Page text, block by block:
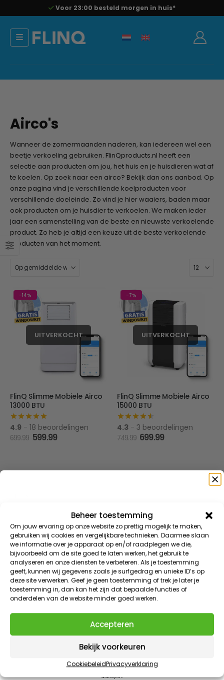
Beheer toestemming
Om jouw ervaring op onze website zo prettig mogelijk te maken,
gebruiken wij cookies en vergelijkbare technieken. Daarmee slaan
we informatie over je apparaat op en/of raadplegen we die,
bijvoorbeeld om de site goed te laten werken, het gebruik te
analyseren en onze diensten te verbeteren. Als je toestemming
geeft, kunnen wij gegevens zoals je surfgedrag en unieke ID’s op
deze site verwerken. Geef je geen toestemming of trek je later je
toestemming in, dan kan het zijn dat bepaalde functies of
onderdelen van de website minder goed werken.
Accepteren
Bekijk voorkeuren
CookiebeleidPrivacyverklaring
Voor 23:00 besteld morgen in huis*
Airco's
Wanneer de zomermaanden naderen, kan iedereen wel een
beetje verkoeling gebruiken. FlinQproducts.nl heeft een
selectie aan producten om jou, het huis en je huisdieren wat af
te koelen. Op zoek naar een airco? Bekijk dan ons aanbod. Op
onze pagina vind je verschillende koelproducten voor
verschillende doeleinde. Zo vind je hier waaiers, baden maar
ook producten om je huisdier te verkoelen. We maken ieder
jaar een samenstelling van de beste en nieuwste verkoelende
product. Zo heb je altijd een keuze uit de beste verkoelende
producten van het moment.
-14%
UITVERKOCHT
FlinQ Slimme Mobiele Airco
13000 BTU
4.9 - 18 beoordelingen
699.99 Oorspronkelijke
599.99Huidige
-7%
UITVERKOCHT
FlinQ Slimme Mobiele Airco
15000 BTU
4.3 - 3 beoordelingen
749.99 Oorspronkelijke
699.99Huidige
10% korting op je volgende aankoop
Meld je aan voor de nieuwsbrief en ontvang de beste
aanbiedingen en persoonlijk advies.
Volg je #FlinQ al?
Volg FlinQ op de bekende social media kanalen. Wij
Speciaal voor jou
Meld je aan voor onze nieuwsbrief en ontvang direct
10% kortingop je eerste bestelling
VIP KORTINGEN | EXCLUSIEVE TOEGANG | NIEUWE PRODUCTEN
E-mailadres
Claim 10% korting
AANBOD EINDIGT IN
Countdown ends in:
101::49
49
Door dit formulier in te vullen meld je je aan voor onze e-mails. Je kunt je op ieder moment weer
uitschrijven.